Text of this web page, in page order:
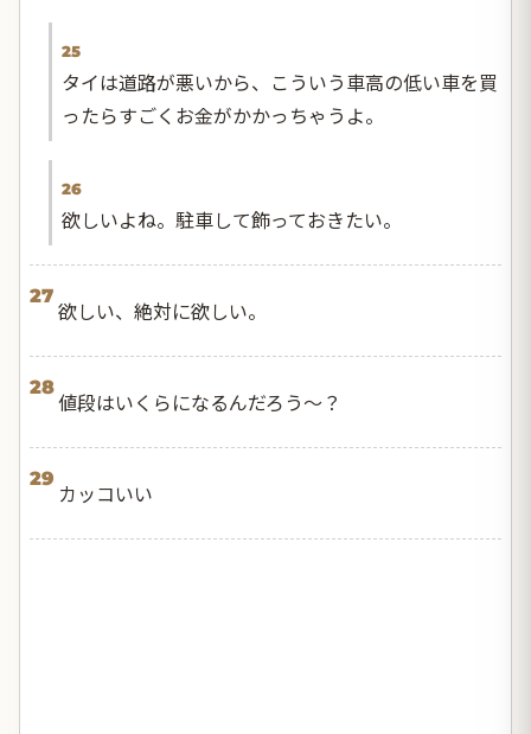
25
タイは道路が悪いから、こういう車高の低い車を買
ったらすごくお金がかかっちゃうよ。
26
欲しいよね。駐車して飾っておきたい。
27
欲しい、絶対に欲しい。
28
値段はいくらになるんだろう〜？
29
カッコいい